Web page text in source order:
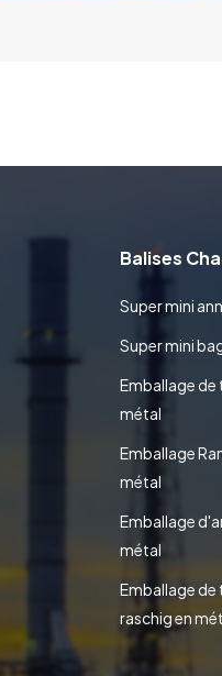
Balises
Super mini
Super mini
Emballage de
métal
Emballage
métal
Emballage
métal
Emballage de
raschig en